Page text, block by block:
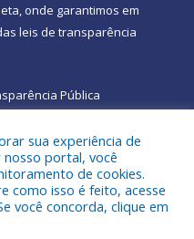
onde garantimos em
leis de transparência
Pública
Prefeitura Municipal de
sua experiência de
portal, você
de cookies.
como isso é feito, acesse
você concorda, clique em